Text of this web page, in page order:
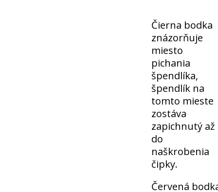
Čierna bodka
znázorňuje
miesto
pichania
špendlíka,
špendlík na
tomto mieste
zostáva
zapichnutý až
do
naškrobenia
čipky.
Červená